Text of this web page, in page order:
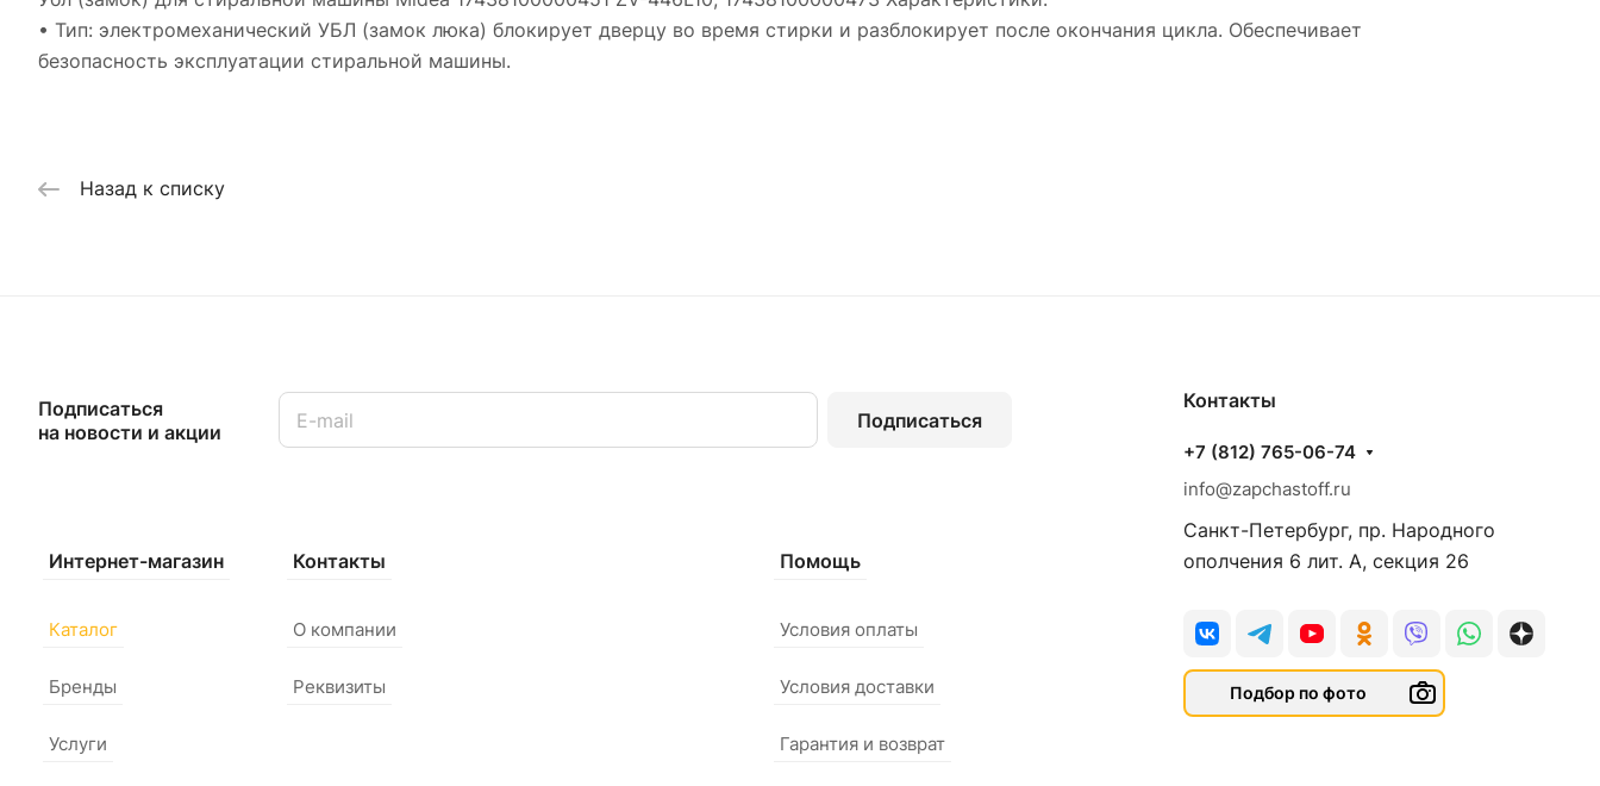
• Тип: электромеханический УБЛ (замок люка) блокирует дверцу во время стирки и разблокирует после окончания цикла. Обеспечивает
безопасность эксплуатации стиральной машины.
Назад к списку
Подписаться
на новости и акции
Подписаться
Интернет-магазин
Каталог
Бренды
Услуги
Контакты
О компании
Реквизиты
Помощь
Условия оплаты
Условия доставки
Гарантия и возврат
Контакты
+7 (812) 765-06-74
info@zapchastoff.ru
Санкт-Петербург, пр. Народного
ополчения 6 лит. А, секция 26
Подбор по фото